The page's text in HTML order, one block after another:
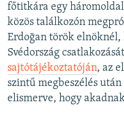
főtitkára egy
közös találkozón
Erdoğan török
Svédország
sajtótájékoztatóján, az
szintű megbeszélés
elismerve, hogy